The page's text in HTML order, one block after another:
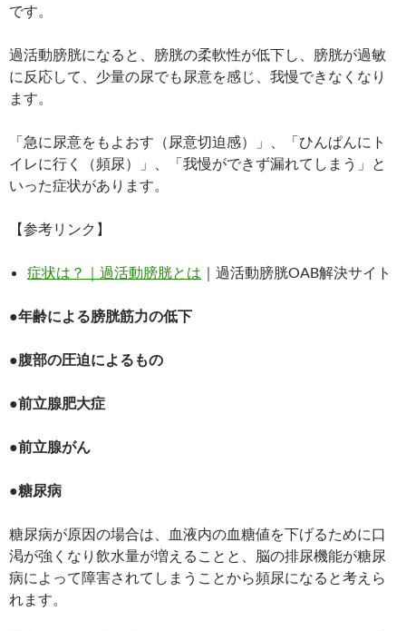
です。
過活動膀胱になると、膀胱の柔軟性が低下し、膀胱が過敏
に反応して、少量の尿でも尿意を感じ、我慢できなくなり
ます。
「急に尿意をもよおす（尿意切迫感）」、「ひんぱんにト
イレに行く（頻尿）」、「我慢ができず漏れてしまう」と
いった症状があります。
【参考リンク】
症状は？｜過活動膀胱とは ｜過活動膀胱OAB解決サイト
●年齢による膀胱筋力の低下
●腹部の圧迫によるもの
●前立腺肥大症
●前立腺がん
●糖尿病
糖尿病が原因の場合は、血液内の血糖値を下げるために口
渇が強くなり飲水量が増えることと、脳の排尿機能が糖尿
病によって障害されてしまうことから頻尿になると考えら
れます。